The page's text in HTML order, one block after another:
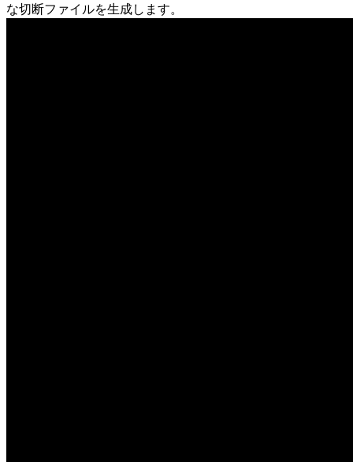
な切断ファイルを生成します。